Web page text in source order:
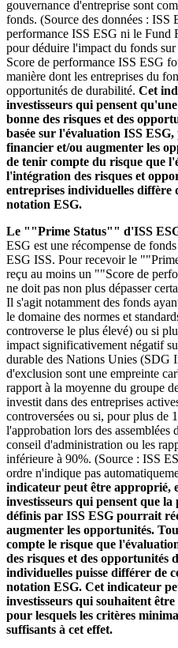
gouvernance d'entreprise sont
fonds. (Source des données : ISS
performance ISS ESG ni le Fund
pour déduire l'impact du fonds
Score de performance ISS ESG
manière dont les entreprises du
opportunités de durabilité. Cet
investisseurs qui pensent
bonne des risques et des
basée sur l'évaluation ISS
financier et/ou augmenter les
de tenir compte du risque que
l'intégration des risques et
entreprises individuelles diffère
notation ESG.
Le ""Prime Status"" d'ISS
ESG est une récompense de
ESG ISS. Pour recevoir le
reçu au moins un ""Score de
ne doit pas non plus dépasser
Il s'agit notamment des fonds
le domaine des normes et
controverse le plus élevé) ou si
impact significativement négatif
durable des Nations Unies (SDG
d'exclusion sont une empreinte
rapport à la moyenne du groupe
investit dans des entreprises
controversées ou si, pour plus de
l'approbation lors des assemblées
conseil d'administration ou les
inférieure à 90%. (Source : ISS
ordre n'indique pas
indicateur peut être approprié,
investisseurs qui pensent que la
définis par ISS ESG pourrait
augmenter les opportunités.
compte le risque que
des risques et des opportunités
individuelles puisse différer de
notation ESG. Cet indicateur
investisseurs qui souhaitent
pour lesquels les critères
suffisants à cet effet.